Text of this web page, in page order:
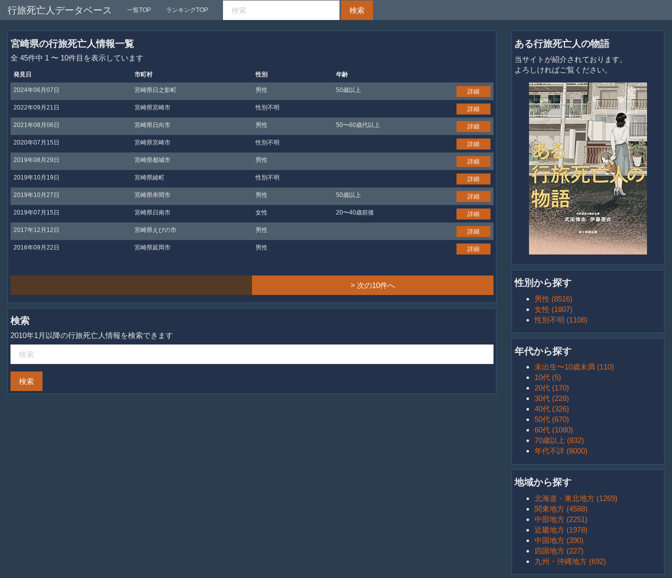
行旅死亡人データベース 一覧TOP ランキングTOP
宮崎県の行旅死亡人情報一覧
全 45件中 1 〜 10件目を表示しています
発見日 市町村 性別 年齢
2024年06月07日 宮崎県日之影町 男性 50歳以上 詳細
2022年09月21日 宮崎県宮崎市 性別不明 詳細
2021年08月06日 宮崎県日向市 男性 50〜60歳代以上 詳細
2020年07月15日 宮崎県宮崎市 性別不明 詳細
2019年08月29日 宮崎県都城市 男性 詳細
2019年10月19日 宮崎県綾町 性別不明 詳細
2019年10月27日 宮崎県串間市 男性 50歳以上 詳細
2019年07月15日 宮崎県日南市 女性 20〜40歳前後 詳細
2017年12月12日 宮崎県えびの市 男性 詳細
2016年09月22日 宮崎県延岡市 男性 詳細
> 次の10件へ
検索
2010年1月以降の行旅死亡人情報を検索できます
ある行旅死亡人の物語
当サイトが紹介されております。
よろしければご覧ください。
性別から探す
男性 (8516)
女性 (1807)
性別不明 (1108)
年代から探す
未出生〜10歳未満 (110)
10代 (5)
20代 (170)
30代 (228)
40代 (326)
50代 (670)
60代 (1080)
70歳以上 (832)
年代不詳 (8000)
地域から探す
北海道・東北地方 (1269)
関東地方 (4588)
中部地方 (2251)
近畿地方 (1978)
中国地方 (390)
四国地方 (227)
九州・沖縄地方 (692)